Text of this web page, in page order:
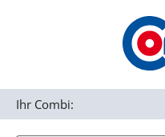
Zur Navigation springen
Ihr Combi: